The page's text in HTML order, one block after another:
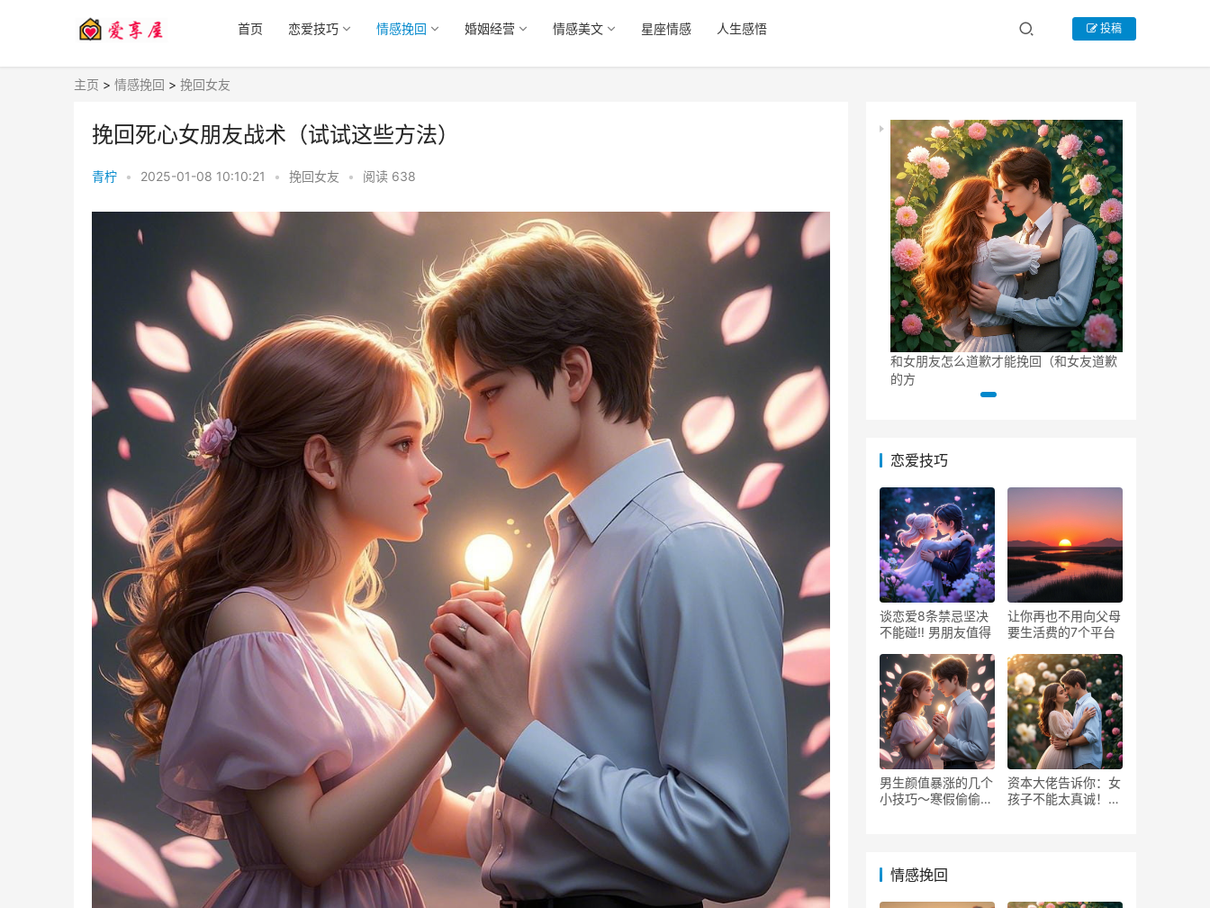
首页 恋爱技巧 情感挽回 婚姻经营 情感美文 星座情感 人生感悟 投稿
主页 > 情感挽回 > 挽回女友
挽回死心女朋友战术（试试这些方法）
青柠 • 2025-01-08 10:10:21 • 挽回女友 • 阅读 638
挽回死心女朋友战术（试试这些方法）
女朋友失望了怎么挽回_挽回死心女朋友方
法
和女朋友怎么道歉才能挽回（和女友道歉
的方
恋爱技巧
谈恋爱8条禁忌坚决
不能碰‼️ 男朋友值得
让你再也不用向父母
要生活费的7个平台
男生颜值暴涨的几个
小技巧～寒假偷偷逆
资本大佬告诉你：女
孩子不能太真诚！大
情感挽回